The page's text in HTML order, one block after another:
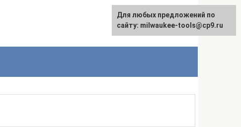
English
Для любых предложений по
сайту: milwaukee-tools@cp9.ru